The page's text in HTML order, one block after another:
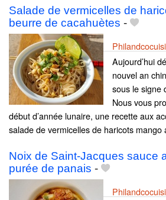
Salade de vermicelles de
beurre de cacahuètes -
Aujourd’hui
nouvel an
sous le signe
Nous vous
début d’année lunaire, une recette aux
salade de vermicelles de haricots mango
Noix de Saint-Jacques sauce
purée de panais -